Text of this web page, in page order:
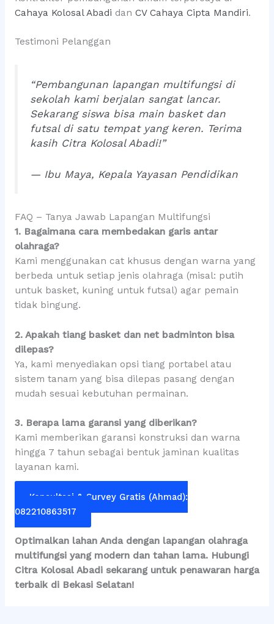
Cahaya Kolosal Abadi dan CV Cahaya Cipta Mandiri.
Testimoni Pelanggan
“Pembangunan lapangan multifungsi di
sekolah kami berjalan sangat lancar.
Sekarang siswa bisa main basket dan
futsal di satu tempat yang keren. Terima
kasih Citra Kolosal Abadi!”
— Ibu Maya, Kepala Yayasan Pendidikan
FAQ – Tanya Jawab Lapangan Multifungsi
1. Bagaimana cara membedakan garis antar
olahraga?
Kami menggunakan cat khusus dengan warna yang
berbeda untuk setiap jenis olahraga (misal: putih
untuk basket, kuning untuk futsal) agar pemain
tidak bingung.
2. Apakah tiang basket dan net badminton bisa
dilepas?
Ya, kami menyediakan opsi tiang portabel atau
sistem tanam yang bisa dilepas pasang dengan
mudah sesuai kebutuhan permainan.
3. Berapa lama garansi yang diberikan?
Kami memberikan garansi konstruksi dan warna
hingga 7 tahun sebagai bentuk jaminan kualitas
layanan kami.
Konsultasi & Survey Gratis (Ahmad):
082210863517
Optimalkan lahan Anda dengan lapangan olahraga
multifungsi yang modern dan tahan lama. Hubungi
Citra Kolosal Abadi sekarang untuk penawaran harga
terbaik di Bekasi Selatan!